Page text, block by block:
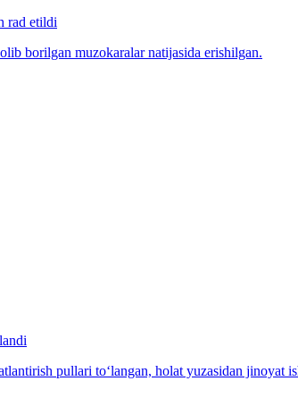
rad etildi
borilgan muzokaralar natijasida erishilgan.
pullari to‘langan, holat yuzasidan jinoyat